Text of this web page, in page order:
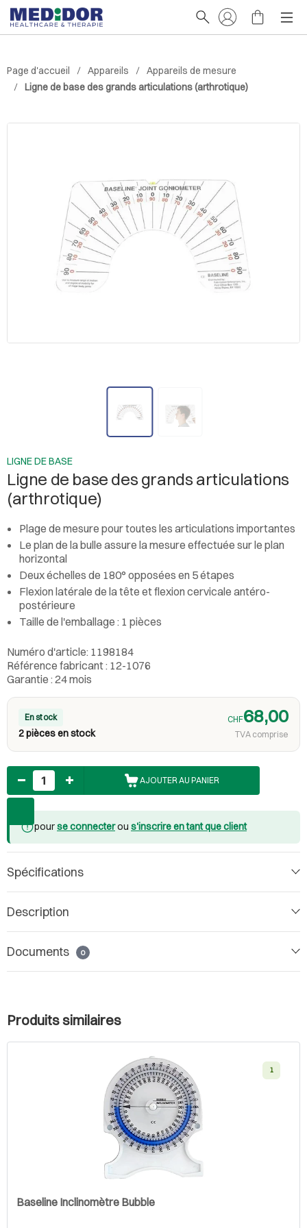
Page d'accueil Appareils
Appareils de mesure
Ligne de base des grands articulations (arthrotique)
LIGNE DE BASE
Ligne de base des grands articulations
(arthrotique)
Plage de mesure pour toutes les articulations importantes
Le plan de la bulle assure la mesure effectuée sur le plan
horizontal
Deux échelles de 180° opposées en 5 étapes
Flexion latérale de la tête et flexion cervicale antéro-
postérieure
Taille de l'emballage : 1 pièces
Numéro d'article: 1198184
Référence fabricant : 12-1076
Garantie : 24 mois
En stock
2 pièces en stock
CHF68,00
TVA comprise
Nombre
AJOUTER AU PANIER
pourse connecterou s'inscrire en tant que client
Spécifications
Description
Documents 0
Produits similaires
1
Baseline Inclinomètre Bubble